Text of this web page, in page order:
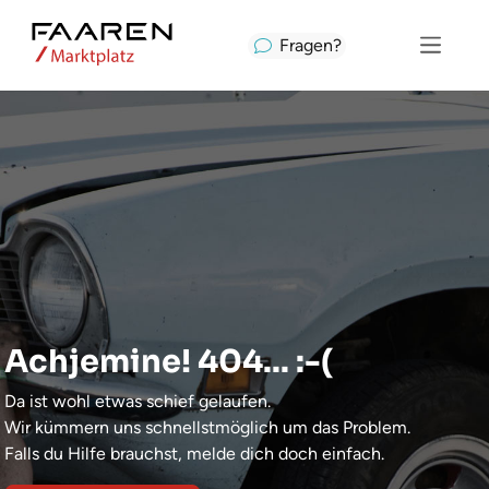
Fragen?
Achjemine! 404... :-(
Da ist wohl etwas schief gelaufen.
Wir kümmern uns schnellstmöglich um das Problem.
Falls du Hilfe brauchst, melde dich doch einfach.